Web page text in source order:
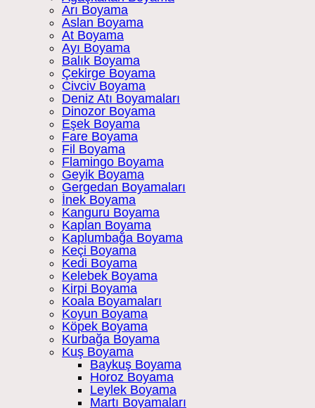
Arı Boyama
Aslan Boyama
At Boyama
Ayı Boyama
Balık Boyama
Çekirge Boyama
Civciv Boyama
Deniz Atı Boyamaları
Dinozor Boyama
Eşek Boyama
Fare Boyama
Fil Boyama
Flamingo Boyama
Geyik Boyama
Gergedan Boyamaları
İnek Boyama
Kanguru Boyama
Kaplan Boyama
Kaplumbağa Boyama
Keçi Boyama
Kedi Boyama
Kelebek Boyama
Kirpi Boyama
Koala Boyamaları
Koyun Boyama
Köpek Boyama
Kurbağa Boyama
Kuş Boyama
Baykuş Boyama
Horoz Boyama
Leylek Boyama
Martı Boyamaları